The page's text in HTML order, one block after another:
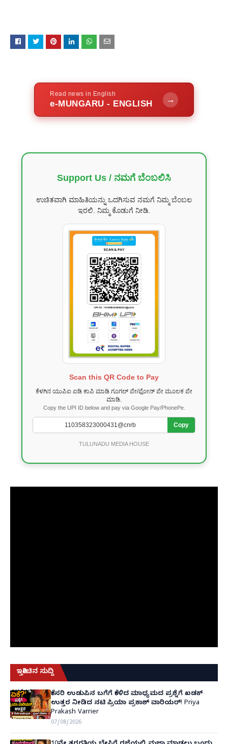
Read news in English
e-MUNGARU - ENGLISH →
Support Us / ನಮಗೆ ಬೆಂಬಲಿಸಿ
ಉಚಿತವಾಗಿ ಮಾಹಿತಿಯನ್ನು ಒದಗಿಸುವ ನಮಗೆ ನಿಮ್ಮ ಬೆಂಬಲ
ಇರಲಿ. ನಿಮ್ಮ ಕೊಡುಗೆ ನೀಡಿ.
Scan this QR Code to Pay
ಕೆಳಗಿನ ಯುಪಿಐ ಐಡಿ ಕಾಪಿ ಮಾಡಿ ಗೂಗಲ್ ಪೇ/ಫೋನ್ ಪೇ ಮೂಲಕ ಪೇ
ಮಾಡಿ.
Copy the UPI ID below and pay via Google Pay/PhonePe.
Copy
TULUNADU MEDIA HOUSE
ಇತ್ತೀಚಿನ ಸುದ್ದಿ
ಕೇಸರಿ ಉಡುಪಿನ ಬಗೆಗೆ ಕೇಳಿದ ಮಾಧ್ಯಮದ ಪ್ರಶ್ನೆಗೆ ಖಡಕ್
ಉತ್ತರ ನೀಡಿದ ನಟಿ ಪ್ರಿಯಾ ಪ್ರಕಾಶ್ ವಾರಿಯರ್! Priya
Prakash Varrier
07/08/2026